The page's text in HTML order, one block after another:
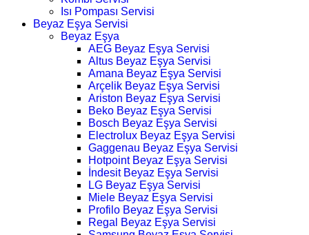
Isı Pompası Servisi
Beyaz Eşya Servisi
Beyaz Eşya
AEG Beyaz Eşya Servisi
Altus Beyaz Eşya Servisi
Amana Beyaz Eşya Servisi
Arçelik Beyaz Eşya Servisi
Ariston Beyaz Eşya Servisi
Beko Beyaz Eşya Servisi
Bosch Beyaz Eşya Servisi
Electrolux Beyaz Eşya Servisi
Gaggenau Beyaz Eşya Servisi
Hotpoint Beyaz Eşya Servisi
İndesit Beyaz Eşya Servisi
LG Beyaz Eşya Servisi
Miele Beyaz Eşya Servisi
Profilo Beyaz Eşya Servisi
Regal Beyaz Eşya Servisi